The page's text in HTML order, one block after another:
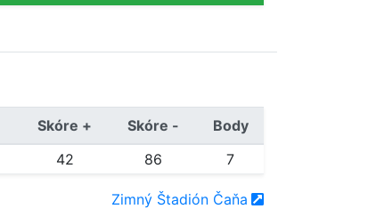
Skóre + Skóre -
Body
42 86 7
Zimný Štadión Čaňa